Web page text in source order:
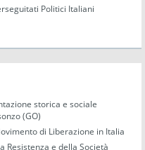
Politici Italiani
storica e sociale
(GO)
di Liberazione in Italia
Resistenza e della Società